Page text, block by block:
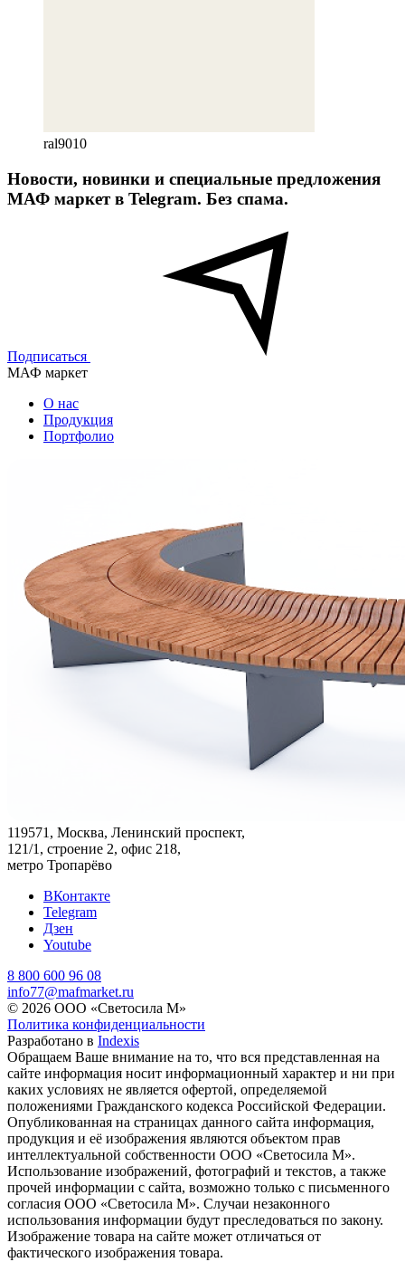
ral9010
Новости, новинки и специальные предложения
МАФ маркет в Telegram. Без спама.
Подписаться
МАФ маркет
О нас
Продукция
Портфолио
119571, Москва, Ленинский проспект,
121/1, строение 2, офис 218,
метро Тропарёво
ВКонтакте
Telegram
Дзен
Youtube
8 800 600 96 08
info77@mafmarket.ru
© 2026 ООО «Светосила М»
Политика конфиденциальности
Разработано в Indexis
Обращаем Ваше внимание на то, что вся представленная на
сайте информация носит информационный характер и ни при
каких условиях не является офертой, определяемой
положениями Гражданского кодекса Российской Федерации.
Опубликованная на страницах данного сайта информация,
продукция и её изображения являются объектом прав
интеллектуальной собственности ООО «Светосила М».
Использование изображений, фотографий и текстов, а также
прочей информации с сайта, возможно только с письменного
согласия ООО «Светосила М». Случаи незаконного
использования информации будут преследоваться по закону.
Изображение товара на сайте может отличаться от
фактического изображения товара.